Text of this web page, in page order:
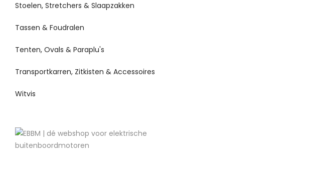
Stoelen, Stretchers & Slaapzakken
Tassen & Foudralen
Tenten, Ovals & Paraplu's
Transportkarren, Zitkisten & Accessoires
Witvis